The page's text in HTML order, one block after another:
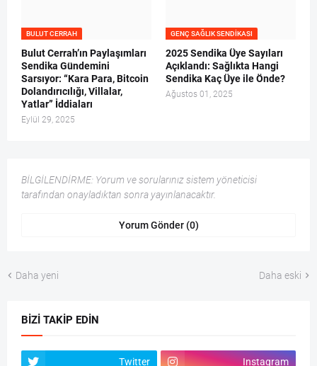
BULUT CERRAH
Bulut Cerrah’ın Paylaşımları
Sendika Gündemini
Sarsıyor: “Kara Para, Bitcoin
Dolandırıcılığı, Villalar,
Yatlar” İddiaları
Eylül 29, 2025
GENÇ SAĞLIK SENDIKASI
2025 Sendika Üye Sayıları
Açıklandı: Sağlıkta Hangi
Sendika Kaç Üye ile Önde?
Ağustos 01, 2025
BİLGİLENDİRME: Yorum ve sorularınız sistem yöneticisi
tarafından onayladıktan sonra yayınlanacaktır.
Yorum Gönder (0)
Daha yeni Daha eski
BIZI TAKIP EDIN
Twitter Instagram